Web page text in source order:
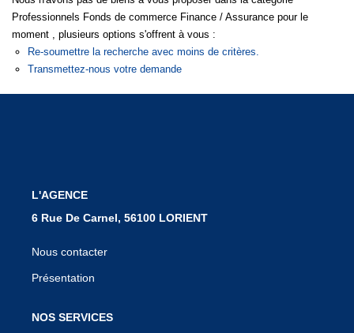
NOTRE AGENCE
CONTACT
Créer une alerte
Professionnels Fonds de commerce Finance / Assurance pour le
moment , plusieurs options s'offrent à vous :
Re-soumettre la recherche avec moins de critères.
Transmettez-nous votre demande
L'AGENCE
6 Rue De Carnel, 56100 LORIENT
Nous contacter
Présentation
NOS SERVICES